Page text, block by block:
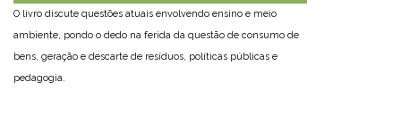
O livro discute questões atuais envolvendo ensino e meio
ambiente, pondo o dedo na ferida da questão de consumo de
bens, geração e descarte de resíduos, políticas públicas e
pedagogia.